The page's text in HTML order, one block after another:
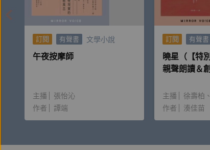
訂閱 有聲書 文學小說
午夜按摩師
主播
張怡沁
作者
譚端
訂閱 有聲書
曉星（【特
親聲朗讀＆
主播 徐壽柏
作者
湊佳苗